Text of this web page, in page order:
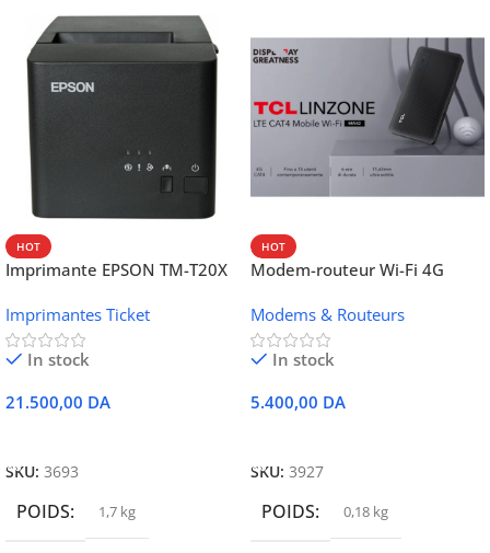
HOT
Imprimante EPSON TM-T20X
Ethernet
Imprimantes Ticket
In stock
21.500,00 DA
SKU: 3693
POIDS 1,7 kg
HOT
Modem-routeur Wi-Fi 4G
Modems & Routeurs
In stock
5.400,00 DA
SKU: 3927
POIDS 0,18 kg